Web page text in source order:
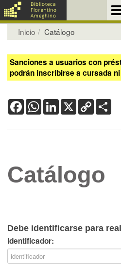
Inicio Catálogo
Sanciones a usuarios con
podrán inscribirse a cursada
FacebookWhatsApp
LinkedIn
X Copy
Link
Catálogo
Debe identificarse para
Identificador: